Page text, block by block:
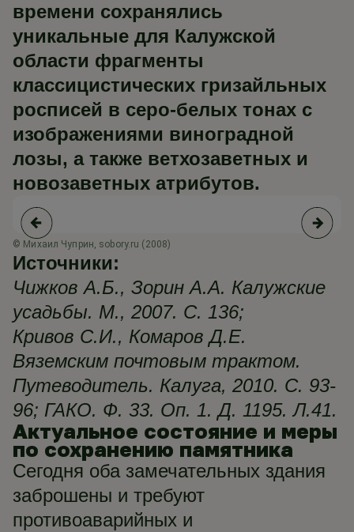
времени сохранялись
уникальные для Калужской
области фрагменты
классицистических гризайльных
росписей в серо-белых тонах с
изображениями виноградной
лозы, а также ветхозаветных и
новозаветных атрибутов.
© Михаил Чуприн, sobory.ru (2008)
Источники:
Чижков А.Б., Зорин А.А. Калужские
усадьбы. М., 2007. С. 136;
Кривов С.И., Комаров Д.Е.
Вяземским почтовым трактом.
Путеводитель. Калуга, 2010. С. 93-
96; ГАКО. Ф. 33. Оп. 1. Д. 1195. Л.41.
Актуальное состояние и меры
по сохранению памятника
Сегодня оба замечательных здания
заброшены и требуют
противоаварийных и